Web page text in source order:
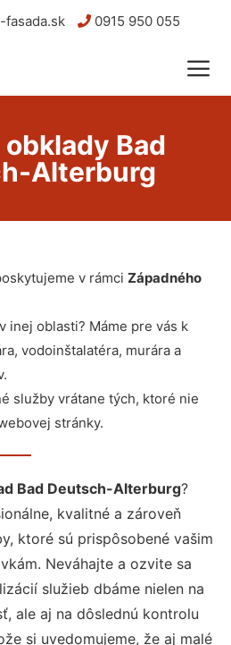
fasada.sk 0915 950 055
Bad
Alterburg
v rámci Západného
inej oblasti? Máme pre vás k
vodoinštalatéra, murára a
služby vrátane tých, ktoré nie
stránky.
Bad Deutsch-Alterburg?
kvalitné a zároveň
ktoré sú prispôsobené vašim
Neváhajte a ozvite sa
služieb dbáme nielen na
ale aj na dôslednú kontrolu
si uvedomujeme, že aj malé